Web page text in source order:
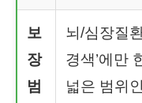
보
장
범
뇌/심장질
경색’에만
넓은 범위